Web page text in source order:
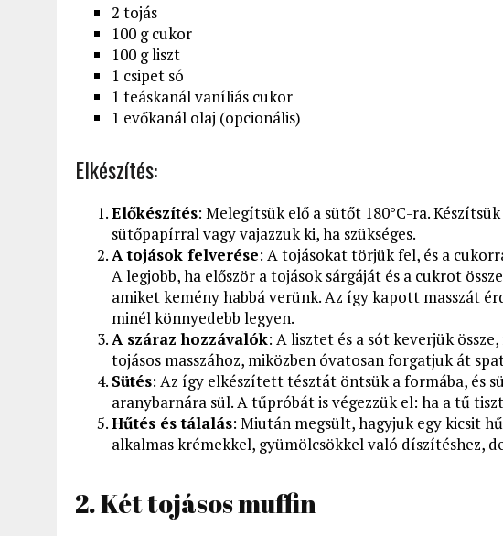
2 tojás
100 g cukor
100 g liszt
1 csipet só
1 teáskanál vaníliás cukor
1 evőkanál olaj (opcionális)
Elkészítés:
Előkészítés: Melegítsük elő a sütőt 180°C-ra.
sütőpapírral vagy vajazzuk ki, ha szükséges.
A tojások felverése: A tojásokat törjük fel, és a
A legjobb, ha először a tojások sárgáját és a cukrot
amiket kemény habbá verünk. Az így kapott masszát
minél könnyedebb legyen.
A száraz hozzávalók: A lisztet és a sót keverjük
tojásos masszához, miközben óvatosan forgatjuk át
Sütés: Az így elkészített tésztát öntsük a formába, és
aranybarnára sül. A tűpróbát is végezzük el: ha a tű
Hűtés és tálalás: Miután megsült, hagyjuk egy kicsit
alkalmas krémekkel, gyümölcsökkel való díszítéshez,
2. Két tojásos muffin